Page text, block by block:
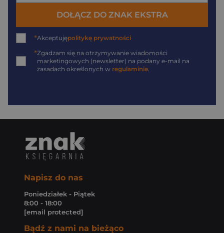
DOŁĄCZ DO ZNAK EKSTRA
*Akceptujępolitykę prywatności
*Zgadzam się na otrzymywanie wiadomości
marketingowych (newsletter) na podany e-mail na
zasadach określonych w regulaminie
Napisz do nas
Poniedziałek - Piątek
8:00 - 18:00
[email protected]
Bądź z nami na bieżąco